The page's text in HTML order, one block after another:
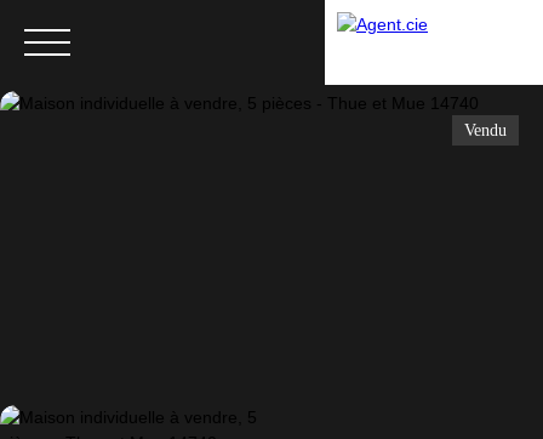
Vendu